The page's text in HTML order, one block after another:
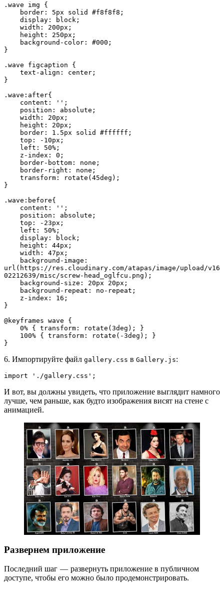
.wave img {
    border: 5px solid #f8f8f8;
    display: block;
    width: 200px;
    height: 250px;
    background-color: #000;
}
.wave figcaption {
    text-align: center;
}
.wave:after{
    content: '';
    position: absolute;
    width: 20px;
    height: 20px;
    border: 1.5px solid #ffffff;
    top: -10px;
    left: 50%;
    z-index: 0;
    border-bottom: none;
    border-right: none;
    transform: rotate(45deg);
}
.wave:before{
    content: '';
    position: absolute;
    top: -23px;
    left: 50%;
    display: block;
    height: 44px;
    width: 47px;
url(https://res.cloudinary.com/atapas/image/upload/v16
02212639/misc/screw-head_oglfcu.png);
    background-size: 20px 20px;
    background-repeat: no-repeat;
    z-index: 16;
}
@keyframes wave {
    0% { transform: rotate(3deg); }
    100% { transform: rotate(-3deg); }
}
6. Импортируйте файл gallery.css в Gallery.js:
import './gallery.css';
И вот, вы должны увидеть, что приложение выглядит намного
лучше, чем раньше, как будто изображения висят на стене с
анимацией.
Развернем приложение
Последний шаг — развернуть приложение в публичном
доступе, чтобы его можно было продемонстрировать.